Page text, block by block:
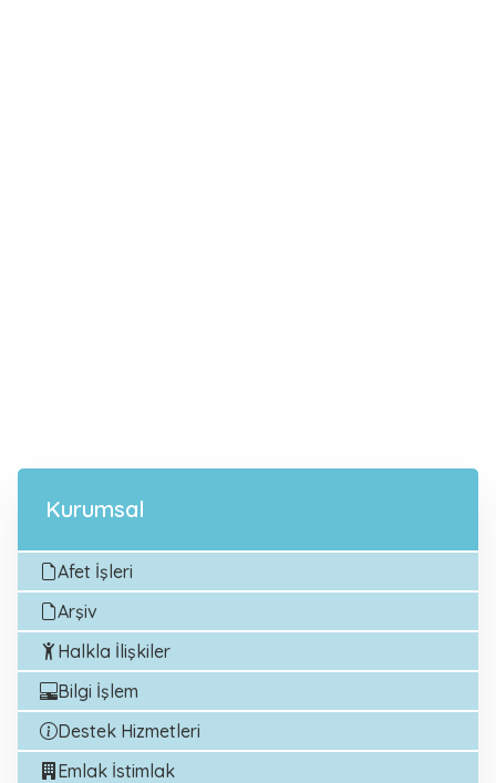
Kurumsal
Afet İşleri
Arşiv
Halkla İlişkiler
Bilgi İşlem
Destek Hizmetleri
Emlak İstimlak